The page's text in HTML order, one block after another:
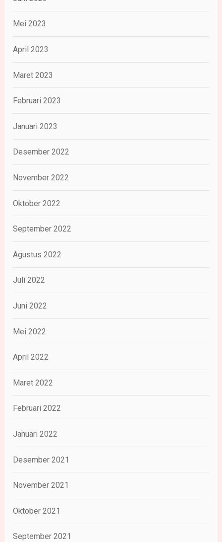
Mei 2023
April 2023
Maret 2023
Februari 2023
Januari 2023
Desember 2022
November 2022
Oktober 2022
September 2022
Agustus 2022
Juli 2022
Juni 2022
Mei 2022
April 2022
Maret 2022
Februari 2022
Januari 2022
Desember 2021
November 2021
Oktober 2021
September 2021